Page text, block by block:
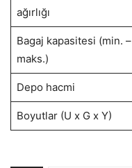
ağırlığı
Bagaj kapasitesi (min. –
maks.)
Depo hacmi
Boyutlar (U x G x Y)